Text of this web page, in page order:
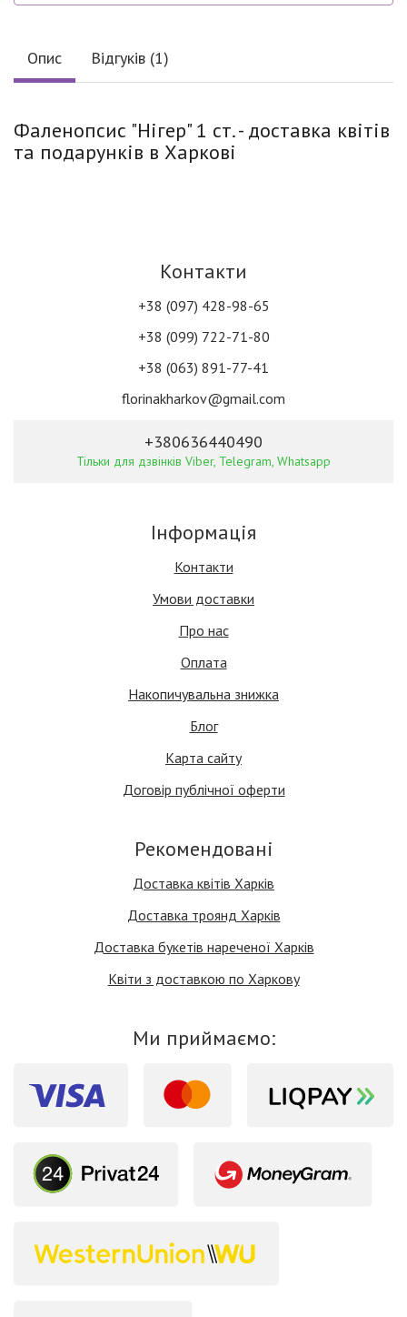
Опис Відгуків (1)
Фаленопсис "Нігер" 1 ст. - доставка квітів
та подарунків в Харкові
Контакти
+38 (097) 428-98-65
+38 (099) 722-71-80
+38 (063) 891-77-41
florinakharkov@gmail.com
+380636440490
Тільки для дзвінків Viber, Telegram, Whatsapp
Інформація
Контакти
Умови доставки
Про нас
Оплата
Накопичувальна знижка
Блог
Карта сайту
Договір публічної оферти
Рекомендовані
Доставка квітів Харків
Доставка троянд Харків
Доставка букетів нареченої Харків
Квіти з доставкою по Харкову
Ми приймаємо: